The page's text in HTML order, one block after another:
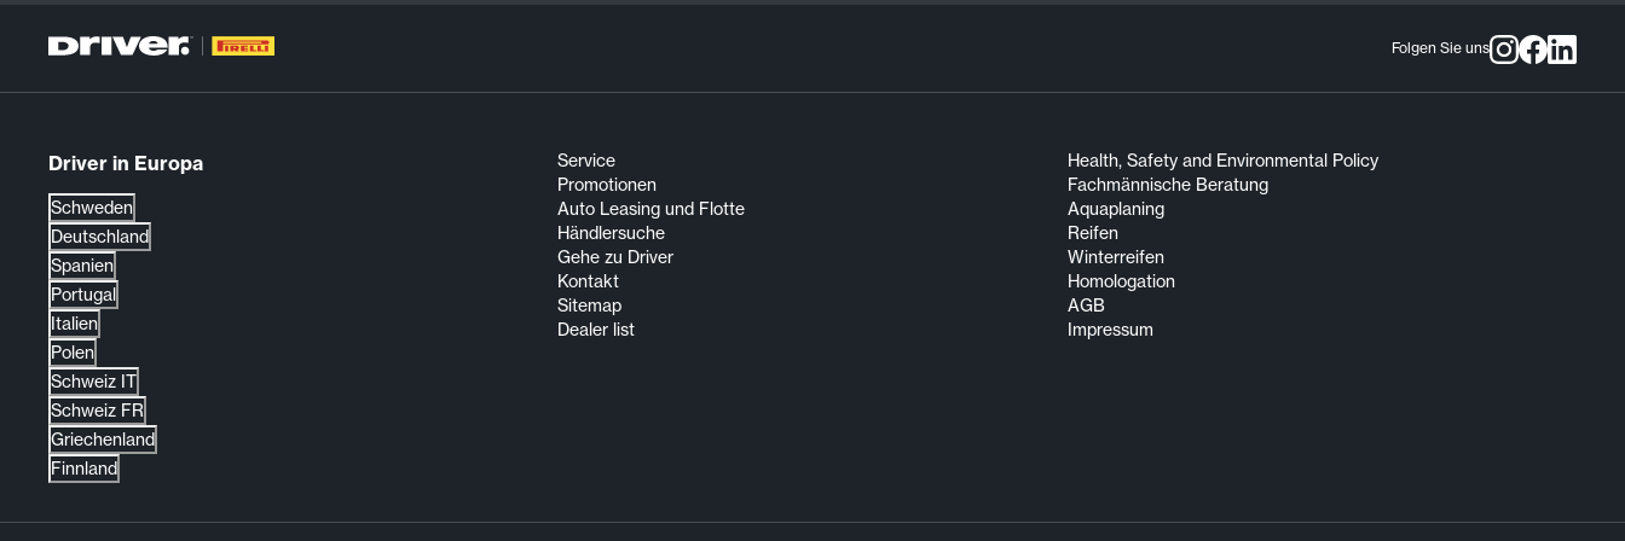
Folgen Sie uns
Driver in Europa
Schweden
Deutschland
Spanien
Portugal
Italien
Polen
Schweiz IT
Schweiz FR
Griechenland
Finnland
Service
Promotionen
Auto Leasing und Flotte
Händlersuche
Gehe zu Driver
Kontakt
Sitemap
Dealer list
Health, Safety and Environmental Policy
Fachmännische Beratung
Aquaplaning
Reifen
Winterreifen
Homologation
AGB
Impressum